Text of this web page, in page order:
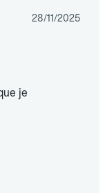
28/11/2025
je